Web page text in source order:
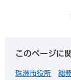
このページに
珠洲市役所 総